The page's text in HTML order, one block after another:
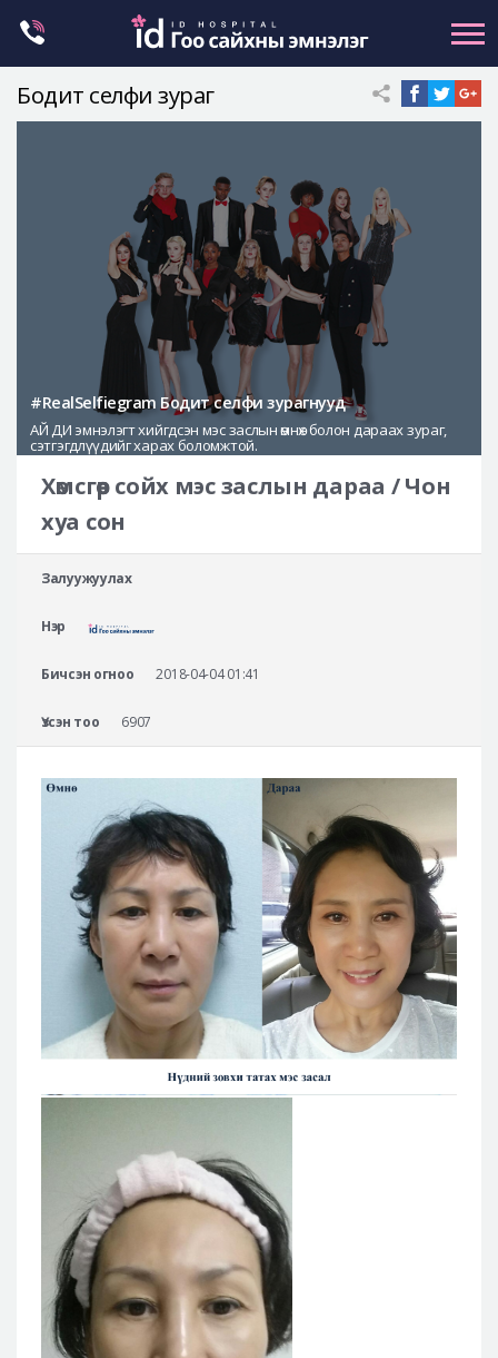
Ботокс , филлер
Галбиржуулах
Let Me In
Эмнэлгийн танилцуулга
Аюулгүй гоо сайхны мэс засал
Лавлах
Real Selfie Review
Бодит селфи зураг
#RealSelfiegram Бодит селфи зурагнууд
АЙ ДИ эмнэлэгт хийгдсэн мэс заслын өмнөх болон дараах зураг,
сэтгэгдлүүдийг харах боломжтой.
Хөмсгөөр сойх мэс заслын дараа / Чон
хуа сон
Залуужуулах
Нэр
Бичсэн огноо 2018-04-04 01:41
Үзсэн тоо 6907